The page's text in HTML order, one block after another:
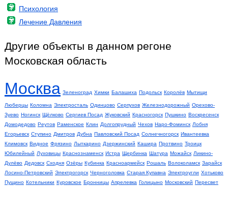
Психология
Лечение Давления
Другие объекты в данном регоне
Московская область
Москва Зеленоград Химки Балашиха Подольск Королёв Мытищи
Люберцы Коломна Электросталь Одинцово Серпухов Железнодорожный Орехово-
Зуево Ногинск Щёлково Сергиев Посад Жуковский Красногорск Пушкино Воскресенск
Домодедово Реутов Раменское Клин Долгопрудный Чехов Наро-Фоминск Лобня
Егорьевск Ступино Дмитров Дубна Павловский Посад Солнечногорск Ивантеевка
Климовск Видное Фрязино Лыткарино Дзержинский Кашира Протвино Троицк
Юбилейный Луховицы Краснознаменск Истра Щербинка Шатура Можайск Ликино-
Дулёво Дедовск Сходня Озёры Кубинка Красноармейск Рошаль Волоколамск Зарайск
Лосино-Петровский Электрогорск Черноголовка Старая Купавна Электроугли Хотьково
Пущино Котельники Куровское Бронницы Апрелевка Голицыно Московский Пересвет